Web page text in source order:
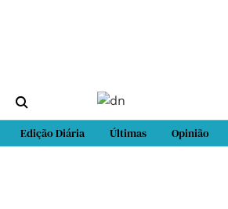
Edição Diária Últimas Opinião